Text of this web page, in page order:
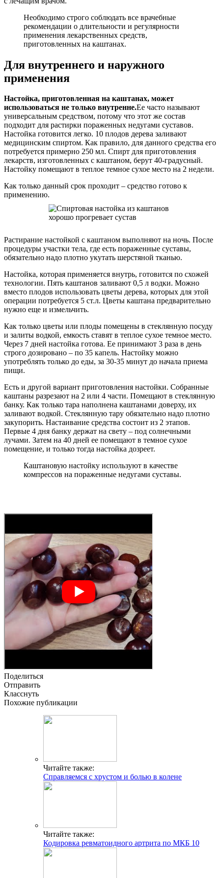
Необходимо строго соблюдать все врачебные
рекомендации о длительности и регулярности
применения лекарственных средств,
приготовленных на каштанах.
Для внутреннего и наружного
применения
Настойка, приготовленная на каштанах, может
использоваться не только внутренне.Ее часто называют
универсальным средством, потому что этот же состав
подходит для растирки пораженных недугами суставов.
Настойка готовится легко. 10 плодов дерева заливают
медицинским спиртом. Как правило, для данного средства его
потребуется примерно 250 мл. Спирт для приготовления
лекарств, изготовленных с каштаном, берут 40-градусный.
Настойку помещают в теплое темное сухое место на 2 недели.
Как только данный срок проходит – средство готово к
применению.
Растирание настойкой с каштаном выполняют на ночь. После
процедуры участки тела, где есть пораженные суставы,
обязательно надо плотно укутать шерстяной тканью.
Настойка, которая применяется внутрь, готовится по схожей
технологии. Пять каштанов заливают 0,5 л водки. Можно
вместо плодов использовать цветы дерева, которых для этой
операции потребуется 5 ст.л. Цветы каштана предварительно
нужно еще и измельчить.
Как только цветы или плоды помещены в стеклянную посуду
и залиты водкой, емкость ставят в теплое сухое темное место.
Через 7 дней настойка готова. Ее принимают 3 раза в день
строго дозировано – по 35 капель. Настойку можно
употреблять только до еды, за 30-35 минут до начала приема
пищи.
Есть и другой вариант приготовления настойки. Собранные
каштаны разрезают на 2 или 4 части. Помещают в стеклянную
банку. Как только тара наполнена каштанами доверху, их
заливают водкой. Стеклянную тару обязательно надо плотно
закупорить. Настаивание средства состоит из 2 этапов.
Первые 4 дня банку держат на свету – под солнечными
лучами. Затем на 40 дней ее помещают в темное сухое
помещение, и только тогда настойка дозреет.
Каштановую настойку используют в качестве
компрессов на пораженные недугами суставы.
Поделиться
Отправить
Класснуть
Похожие публикации
Читайте также:
Справляемся с хрустом и болью в колене
Читайте также:
Кодировка ревматоидного артрита по МКБ 10